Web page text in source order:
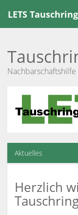
LETS Tauschring
Aktuelles
Herzlich